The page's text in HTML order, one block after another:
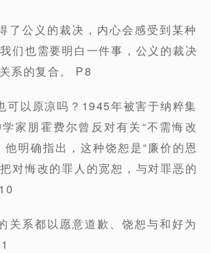
了公义的裁决，内心会感受到某种
们也需要明白一件事，公义的裁决
系的复合。 P8
可以原凉吗？1945年被害于纳粹集
家朋霍费尔曾反对有关“不需悔改
他明确指出，这种饶恕是“廉价的恩
对悔改的罪人的宽恕，与对罪恶的
关系都以愿意道歉、饶恕与和好为